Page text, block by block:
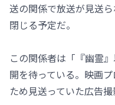
送の関係で放送が見送
閉じる予定だ。
この関係者は「『幽霊
開を待っている。映画
ため見送っていた広告